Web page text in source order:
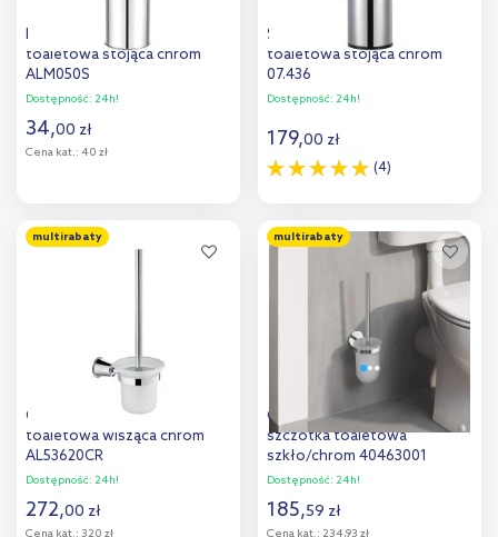
Laveo Miri szczotka
toaletowa stojąca chrom
ALM050S
Dostępność: 24h!
34,00 zł
Cena kat.: 40 zł
Dodaj do
Stella Classic szczotka
toaletowa stojąca chrom
07.436
Dostępność: 24h!
179,00 zł
(4)
Dodaj do
multirabaty
Omnires Art Line szczotka
toaletowa wisząca chrom
AL53620CR
Dostępność: 24h!
272,00 zł
Cena kat.: 320 zł
multirabaty
Grohe BauCosmopolitan
szczotka toaletowa
szkło/chrom 40463001
Dostępność: 24h!
185,59 zł
Cena kat.: 234,93 zł